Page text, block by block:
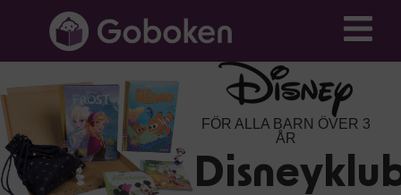
FÖR ALLA BARN ÖVER 3
ÅR